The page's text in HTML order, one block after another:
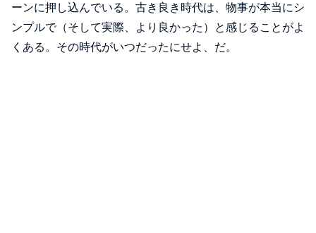
ーンに押し込んでいる。古き良き時代は、物事が本当にシ
ンプルで（そして実際、より良かった）と感じることがよ
くある。その時代がいつだったにせよ、だ。